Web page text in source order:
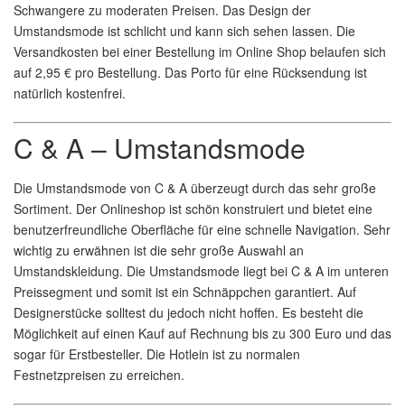
Schwangere zu moderaten Preisen. Das Design der
Umstandsmode ist schlicht und kann sich sehen lassen. Die
Versandkosten bei einer Bestellung im Online Shop belaufen sich
auf 2,95 € pro Bestellung. Das Porto für eine Rücksendung ist
natürlich kostenfrei.
C & A – Umstandsmode
Die Umstandsmode von C & A überzeugt durch das sehr große
Sortiment. Der Onlineshop ist schön konstruiert und bietet eine
benutzerfreundliche Oberfläche für eine schnelle Navigation. Sehr
wichtig zu erwähnen ist die sehr große Auswahl an
Umstandskleidung. Die Umstandsmode liegt bei C & A im unteren
Preissegment und somit ist ein Schnäppchen garantiert. Auf
Designerstücke solltest du jedoch nicht hoffen. Es besteht die
Möglichkeit auf einen Kauf auf Rechnung bis zu 300 Euro und das
sogar für Erstbesteller. Die Hotlein ist zu normalen
Festnetzpreisen zu erreichen.